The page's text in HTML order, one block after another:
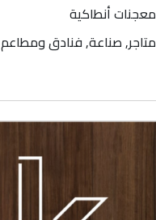
معجنات أنطاكية
متاجر,صناعة,فنادق ومطاعم